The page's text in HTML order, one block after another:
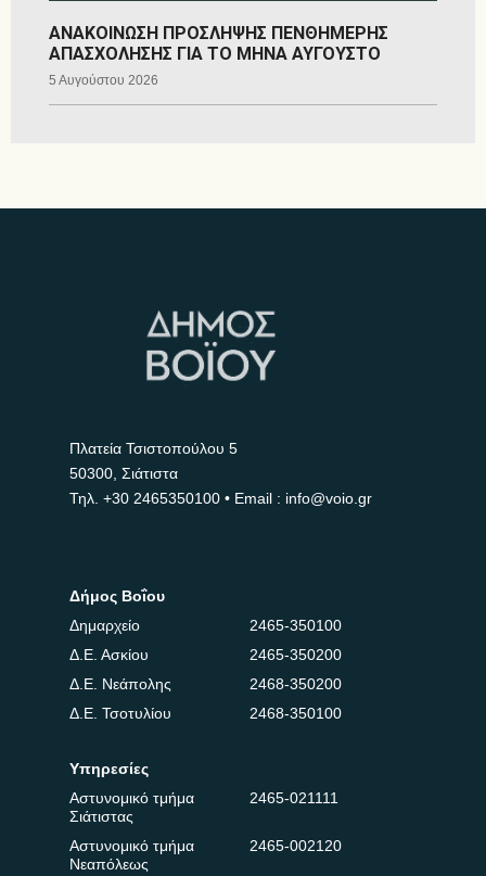
ΑΝΑΚΟΙΝΩΣΗ ΠΡΟΣΛΗΨΗΣ ΠΕΝΘΗΜΕΡΗΣ
ΑΠΑΣΧΟΛΗΣΗΣ ΓΙΑ ΤΟ ΜΗΝΑ ΑΥΓΟΥΣΤΟ
5 Αυγούστου 2026
Πλατεία Τσιστοπούλου 5
50300, Σιάτιστα
Τηλ. +30 2465350100 • Email : info@voio.gr
Δήμος Βοΐου
Δημαρχείο
2465-350100
Δ.Ε. Ασκίου
2465-350200
Δ.Ε. Νεάπολης
2468-350200
Δ.Ε. Τσοτυλίου
2468-350100
Υπηρεσίες
Αστυνομικό τμήμα
Σιάτιστας
2465-021111
Αστυνομικό τμήμα
Νεαπόλεως
2465-002120